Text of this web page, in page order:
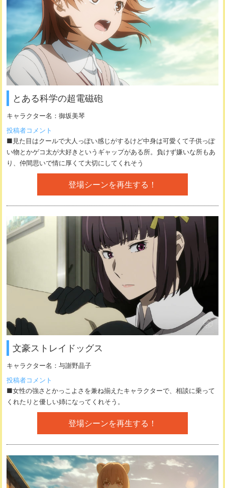
とある科学の超電磁砲
キャラクター名：御坂美琴
投稿者コメント
■見た目はクールで大人っぽい感じがするけど中身は可愛くて子供っぽ
い物とかゲコ太が大好きというギャップがある所。負けず嫌いな所もあ
り、仲間思いで情に厚くて大切にしてくれそう
登場シーンを再生する！
文豪ストレイドッグス
キャラクター名：与謝野晶子
投稿者コメント
■女性の強さとかっこよさを兼ね揃えたキャラクターで、相談に乗って
くれたりと優しい姉になってくれそう。
登場シーンを再生する！